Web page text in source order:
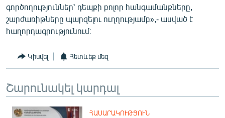
գործողություններ՝ դեպքի բոլոր հանգամանքները,
շարժառիթները պարզելու ուղղությամբ»,- ասված է
հաղորդագրությունում։
Կիսվել Հետևեք մեզ
Շարունակել կարդալ
ՀԱՍԱՐԱԿՈՒԹՅՈՒՆ